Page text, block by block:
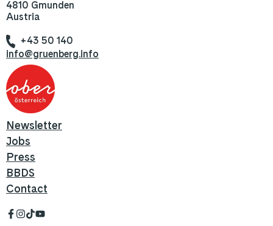
4810 Gmunden
Austria
+43 50 140
info@gruenberg.info
Newsletter
Jobs
Press
BBDS
Contact